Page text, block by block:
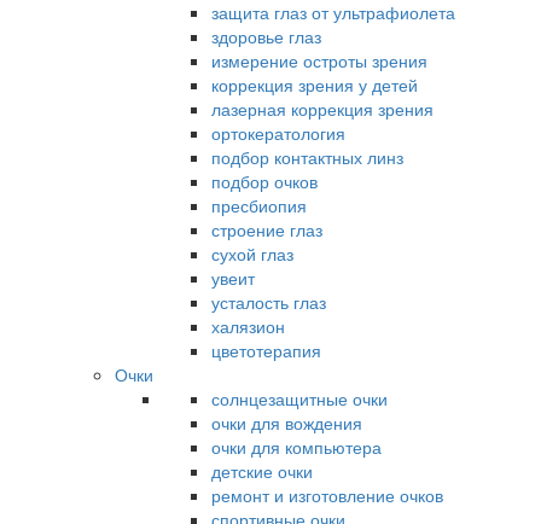
защита глаз от ультрафиолета
здоровье глаз
измерение остроты зрения
коррекция зрения у детей
лазерная коррекция зрения
ортокератология
подбор контактных линз
подбор очков
пресбиопия
строение глаз
сухой глаз
увеит
усталость глаз
халязион
цветотерапия
Очки
солнцезащитные очки
очки для вождения
очки для компьютера
детские очки
ремонт и изготовление очков